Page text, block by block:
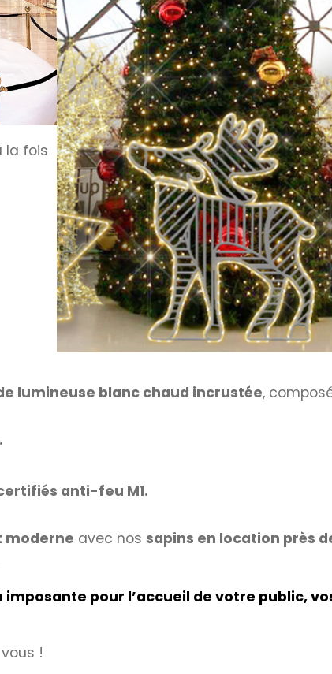
la fois
lumineuse blanc chaud incrustée,
anti-feu M1.
moderne avec nos sapins en location près
pour l’accueil de votre public,
!